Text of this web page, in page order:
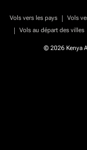
Vols vers les pays | Vols
|
Vols au départ des villes
© 2026 Kenya